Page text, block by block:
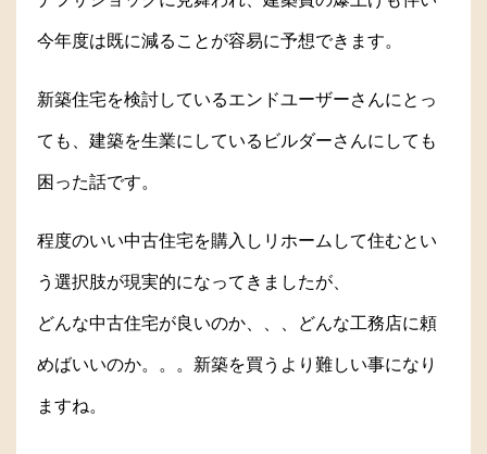
今年度は既に減ることが容易に予想できます。
新築住宅を検討しているエンドユーザーさんにとっ
ても、建築を生業にしているビルダーさんにしても
困った話です。
程度のいい中古住宅を購入しリホームして住むとい
う選択肢が現実的になってきましたが、
どんな中古住宅が良いのか、、、どんな工務店に頼
めばいいのか。。。新築を買うより難しい事になり
ますね。